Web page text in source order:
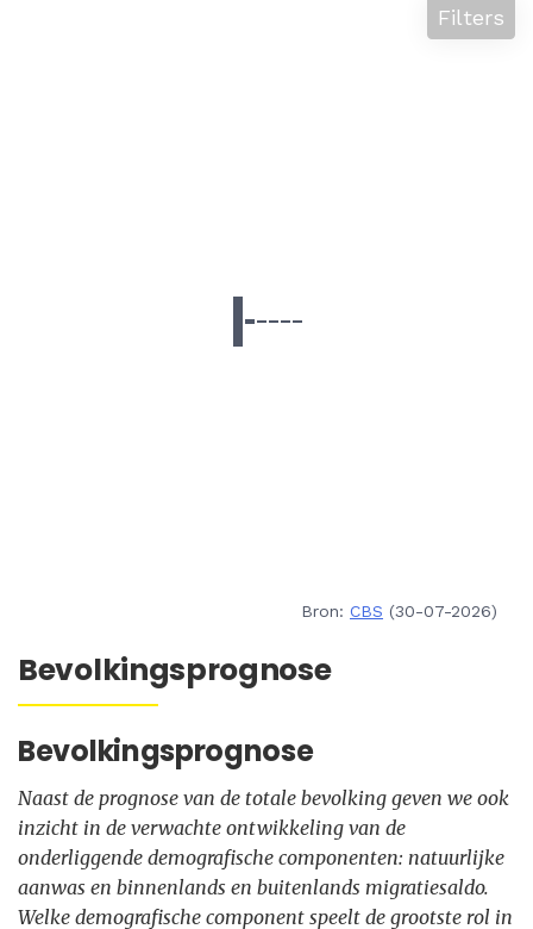
Filters
Bron: CBS (30-07-2026)
Bevolkingsprognose
Bevolkingsprognose
Naast de prognose van de totale bevolking geven we ook
inzicht in de verwachte ontwikkeling van de
onderliggende demografische componenten: natuurlijke
aanwas en binnenlands en buitenlands migratiesaldo.
Welke demografische component speelt de grootste rol in